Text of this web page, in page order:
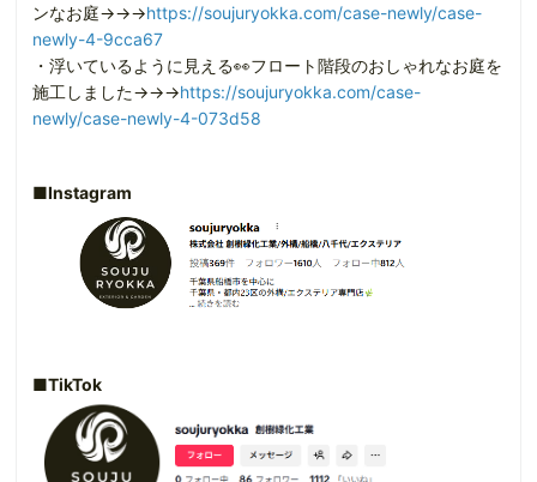
ンなお庭→→→https://soujuryokka.com/case-newly/case-
newly-4-9cca67
・浮いているように見える👀フロート階段のおしゃれなお庭を
施工しました→→→https://soujuryokka.com/case-
newly/case-newly-4-073d58
■Instagram
■TikTok